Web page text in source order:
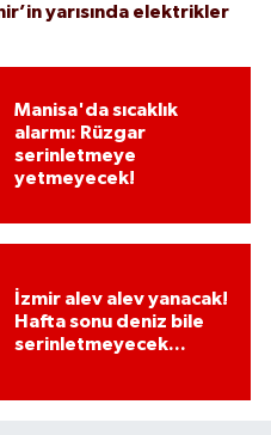
yarısında elektrikler
Manisa'da sıcaklık
alarmı: Rüzgar
serinletmeye
yetmeyecek!
İzmir alev alev yanacak!
Hafta sonu deniz bile
serinletmeyecek...